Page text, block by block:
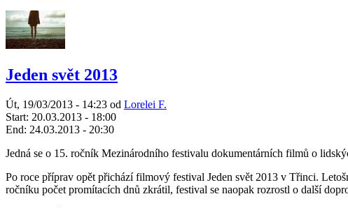
Jeden svět 2013
Út, 19/03/2013 - 14:23 od Lorelei F.
Start: 20.03.2013 - 18:00
End: 24.03.2013 - 20:30
Jedná se o 15. ročník Mezinárodního festivalu dokumentárních filmů o
Po roce příprav opět přichází filmový festival Jeden svět 2013 v Třinci.
ročníku počet promítacích dnů zkrátil, festival se naopak rozrostl o další